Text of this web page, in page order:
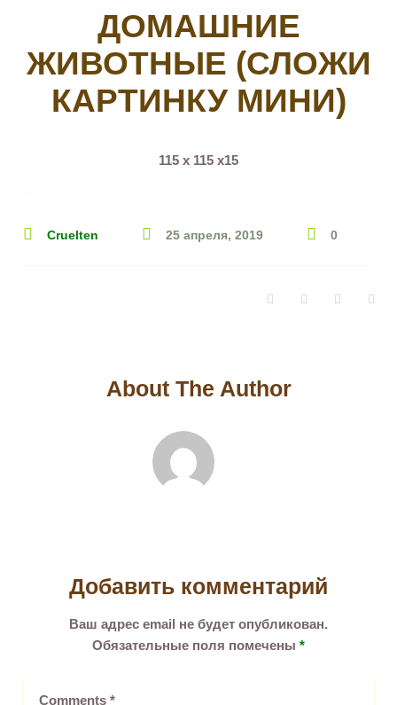
ДОМАШНИЕ
ЖИВОТНЫЕ (СЛОЖИ
КАРТИНКУ МИНИ)
115 х 115 х15
Cruelten 25 апреля, 2019 0
FacebookTwitter Google+
About The Author
Добавить комментарий
Ваш адрес email не будет опубликован.
Обязательные поля помечены *